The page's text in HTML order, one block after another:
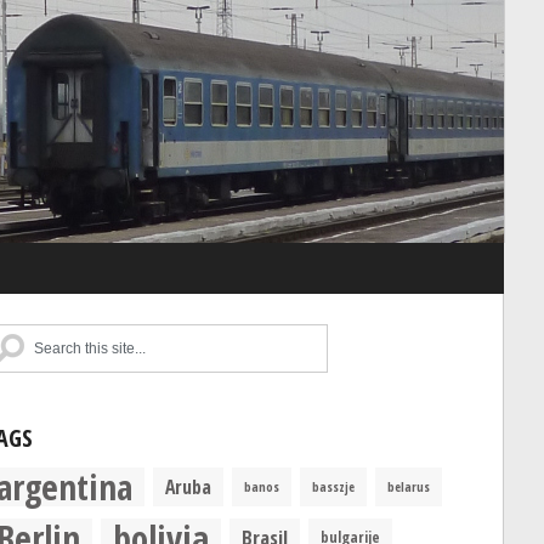
Aruba banos basszje belarus
Brasil bulgarije